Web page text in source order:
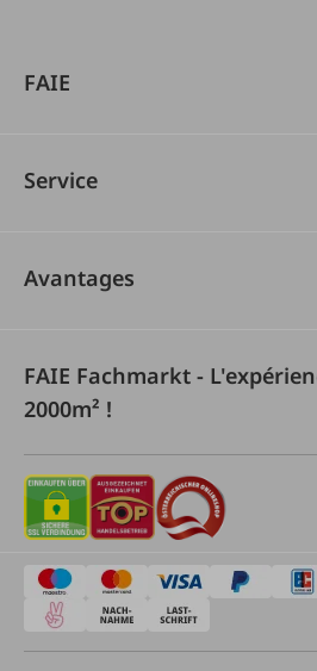
FAIE
Service
Avantages
FAIE Fachmarkt -
2000m² !